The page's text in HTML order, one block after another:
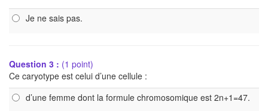
Je ne sais pas.
Question 3 : (1 point)
Ce caryotype est celui d’une cellule :
d’une femme dont la formule chromosomique est 2n+1=47.